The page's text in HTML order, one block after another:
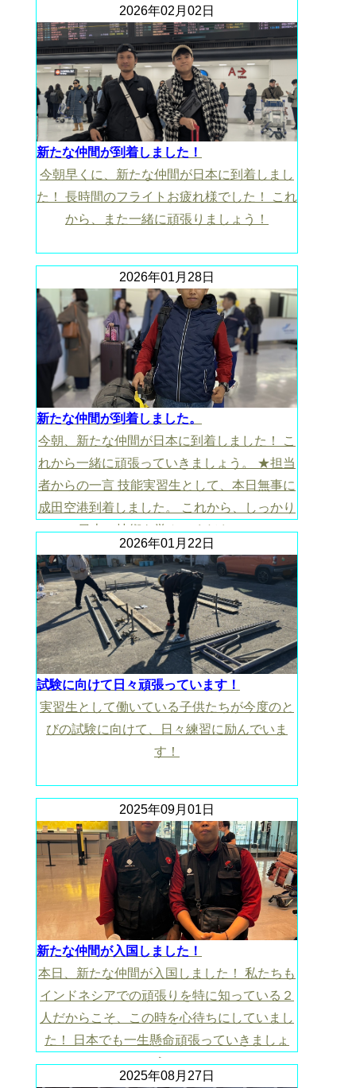
2026年02月02日
新たな仲間が到着しました！
今朝早くに、新たな仲間が日本に到着しまし
た！ 長時間のフライトお疲れ様でした！ これ
から、また一緒に頑張りましょう！
2026年01月28日
新たな仲間が到着しました。
今朝、新たな仲間が日本に到着しました！ こ
れから一緒に頑張っていきましょう。 ★担当
者からの一言 技能実習生として、本日無事に
成田空港到着しました。 これから、しっかり
日本の技術を学んでください。
2026年01月22日
試験に向けて日々頑張っています！
実習生として働いている子供たちが今度のと
びの試験に向けて、日々練習に励んでいま
す！
2025年09月01日
新たな仲間が入国しました！
本日、新たな仲間が入国しました！ 私たちも
インドネシアでの頑張りを特に知っている２
人だからこそ、この時を心待ちにしていまし
た！ 日本でも一生懸命頑張っていきましょ
う！
2025年08月27日